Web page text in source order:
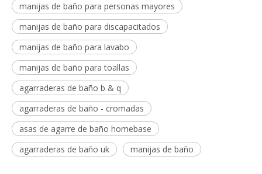
manijas de baño para personas mayores
manijas de baño para discapacitados
manijas de baño para lavabo
manijas de baño para toallas
agarraderas de baño b & q
agarraderas de baño - cromadas
asas de agarre de baño homebase
agarraderas de baño uk
manijas de baño